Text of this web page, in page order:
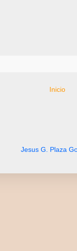
Inicio
Jesus G. Plaza